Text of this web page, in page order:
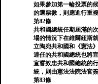
如果參加第一輪投票的
的選票數，則應進行重複
第82條
共和國總統任期屆滿的
場的情況下在維爾紐斯
立陶宛共和國和《憲法
連任的共和國總統也將宣
宣誓效忠共和國總統的
統，則由憲法法院法官簽
第83條